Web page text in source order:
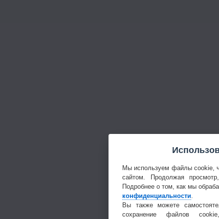
Мы используем файлы cookie,
сайтом. Продолжая
Подробнее о том, как мы
конфиденциальности.
Вы также можете
сохранение файлов